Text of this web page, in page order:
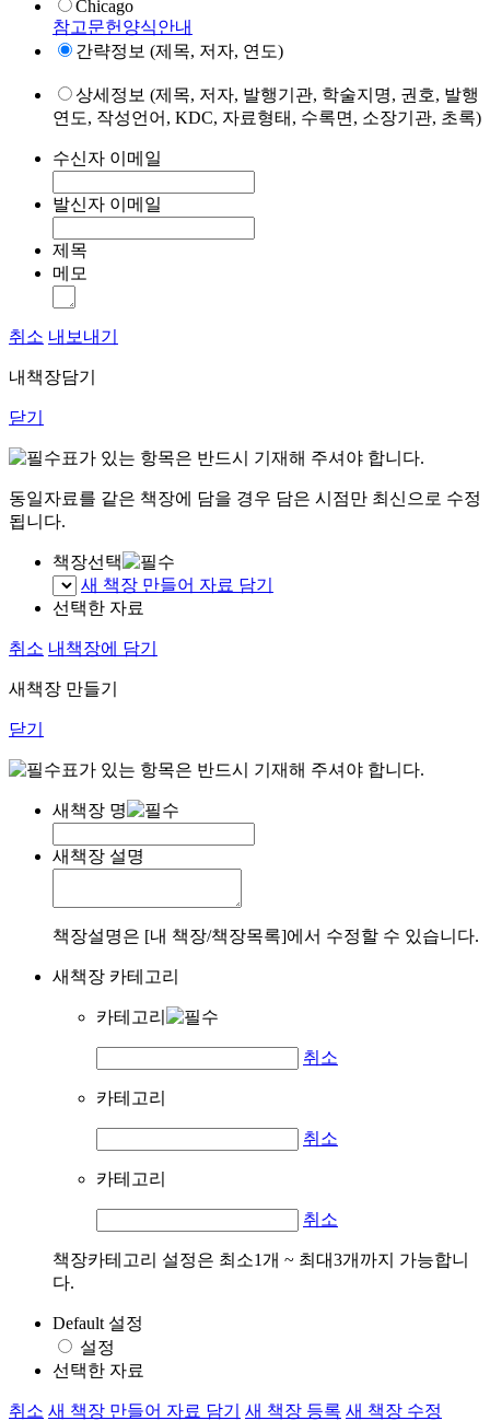
Chicago
참고문헌양식안내
간략정보 (제목, 저자, 연도)
상세정보 (제목, 저자, 발행기관, 학술지명, 권호, 발행
연도, 작성언어, KDC, 자료형태, 수록면, 소장기관, 초록)
수신자 이메일
발신자 이메일
제목
메모
취소 내보내기
내책장담기
닫기
표가 있는 항목은 반드시 기재해 주셔야 합니다.
동일자료를 같은 책장에 담을 경우 담은 시점만 최신으로 수정
됩니다.
책장선택
새 책장 만들어 자료 담기
선택한 자료
취소 내책장에 담기
새책장 만들기
닫기
표가 있는 항목은 반드시 기재해 주셔야 합니다.
새책장 명
새책장 설명
책장설명은 [내 책장/책장목록]에서 수정할 수 있습니다.
새책장 카테고리
카테고리
취소
카테고리
취소
카테고리
취소
책장카테고리 설정은 최소1개 ~ 최대3개까지 가능합니
다.
Default 설정
설정
선택한 자료
취소 새 책장 만들어 자료 담기 새 책장 등록 새 책장 수정